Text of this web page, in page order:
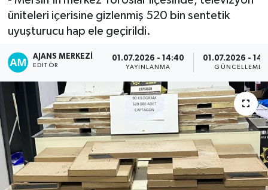
üniteleri içerisine gizlenmiş 520 bin sentetik
uyuşturucu hap ele geçirildi.
AJANS MERKEZI
EDITÖR
01.07.2026 - 14:40
YAYINLANMA
01.07.2026 -
GÜNCELLEME